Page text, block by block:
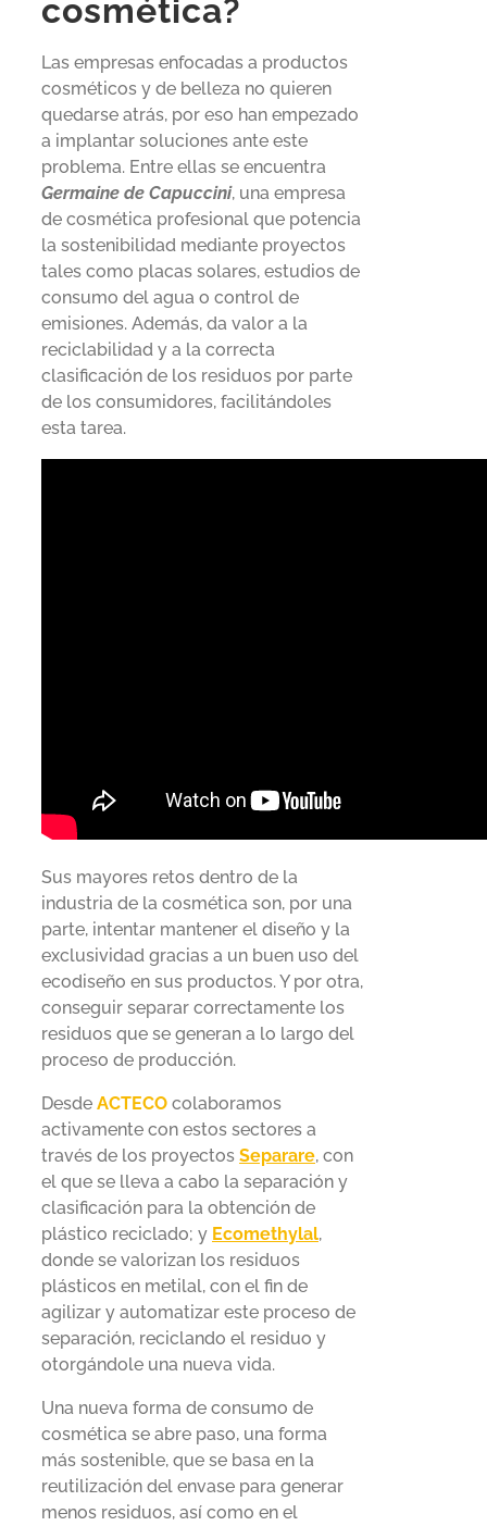
cosmética?
Las empresas enfocadas a productos
cosméticos y de belleza no quieren
quedarse atrás, por eso han empezado
a implantar soluciones ante este
problema. Entre ellas se encuentra
Germaine de Capuccini, una empresa
de cosmética profesional que potencia
la sostenibilidad mediante proyectos
tales como placas solares, estudios de
consumo del agua o control de
emisiones. Además, da valor a la
reciclabilidad y a la correcta
clasificación de los residuos por parte
de los consumidores, facilitándoles
esta tarea.
Sus mayores retos dentro de la
industria de la cosmética son, por una
parte, intentar mantener el diseño y la
exclusividad gracias a un buen uso del
ecodiseño en sus productos. Y por otra,
conseguir separar correctamente los
residuos que se generan a lo largo del
proceso de producción.
Desde ACTECO colaboramos
activamente con estos sectores a
través de los proyectos Separare, con
el que se lleva a cabo la separación y
clasificación para la obtención de
plástico reciclado; y Ecomethylal,
donde se valorizan los residuos
plásticos en metilal, con el fin de
agilizar y automatizar este proceso de
separación, reciclando el residuo y
otorgándole una nueva vida.
Una nueva forma de consumo de
cosmética se abre paso, una forma
más sostenible, que se basa en la
reutilización del envase para generar
menos residuos, así como en el